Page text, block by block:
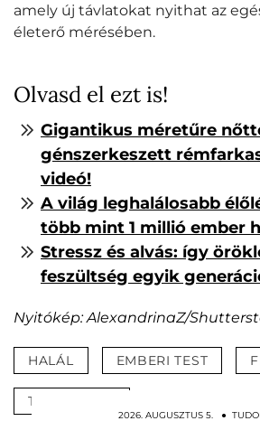
amely új távlatokat nyithat az
életerő mérésében.
Olvasd el ezt is!
Gigantikus méretűre
génszerkeszett
videó!
A világ leghalálosabb
több mint 1 millió ember
Stressz és alvás: így
feszültség egyik
Nyitókép: AlexandrinaZ/
HALÁL EMBERI TEST
TANULMÁNY
2026. AUGUSZTUS 5. ●